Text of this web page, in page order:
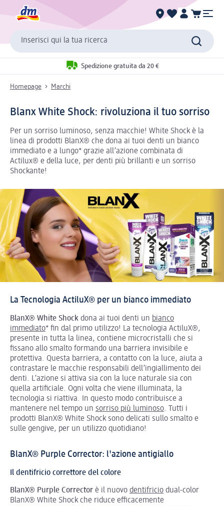
Inserisci qui la tua ricerca
Spedizione gratuita da 20 €
Homepage Marchi
Blanx White Shock: rivoluziona il tuo sorriso
Per un sorriso luminoso, senza macchie! White Shock è la
linea di prodotti BlanX® che dona ai tuoi denti un bianco
immediato e a lungo* grazie all’azione combinata di
Actilux® e della luce, per denti più brillanti e un sorriso
Shockante!
La Tecnologia ActiluX® per un bianco immediato
BlanX® White Shock dona ai tuoi denti un bianco
immediato* fin dal primo utilizzo! La tecnologia ActiluX®,
presente in tutta la linea, contiene microcristalli che si
fissano allo smalto formando una barriera invisibile e
protettiva. Questa barriera, a contatto con la luce, aiuta a
contrastare le macchie responsabili dell’ingiallimento dei
denti. L’azione si attiva sia con la luce naturale sia con
quella artificiale. Ogni volta che viene illuminata, la
tecnologia si riattiva. In questo modo contribuisce a
mantenere nel tempo un sorriso più luminoso. Tutti i
prodotti BlanX® White Shock sono delicati sullo smalto e
sulle gengive, per un utilizzo quotidiano!
BlanX® Purple Corrector: l'azione antigiallo
Il dentifricio correttore del colore
BlanX® Purple Corrector è il nuovo dentifricio dual-color
BlanX® White Shock che riduce efficacemente